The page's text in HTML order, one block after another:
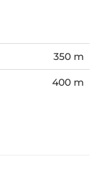
350 m
400 m